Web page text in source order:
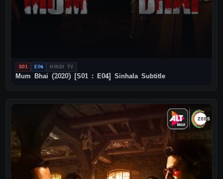
S01 E04 HINDI TV
Mum Bhai (2020) [S01 : E04] Sinhala Subtitle